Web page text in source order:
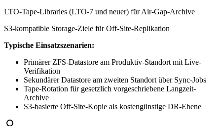
LTO-Tape-Libraries (LTO-7 und neuer) für Air-Gap-Archive
S3-kompatible Storage-Ziele für Off-Site-Replikation
Typische Einsatzszenarien:
Primärer ZFS-Datastore am Produktiv-Standort mit Live-
Verifikation
Sekundärer Datastore am zweiten Standort über Sync-Jobs
Tape-Rotation für gesetzlich vorgeschriebene Langzeit-
Archive
S3-basierte Off-Site-Kopie als kostengünstige DR-Ebene